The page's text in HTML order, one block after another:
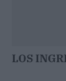
LOS